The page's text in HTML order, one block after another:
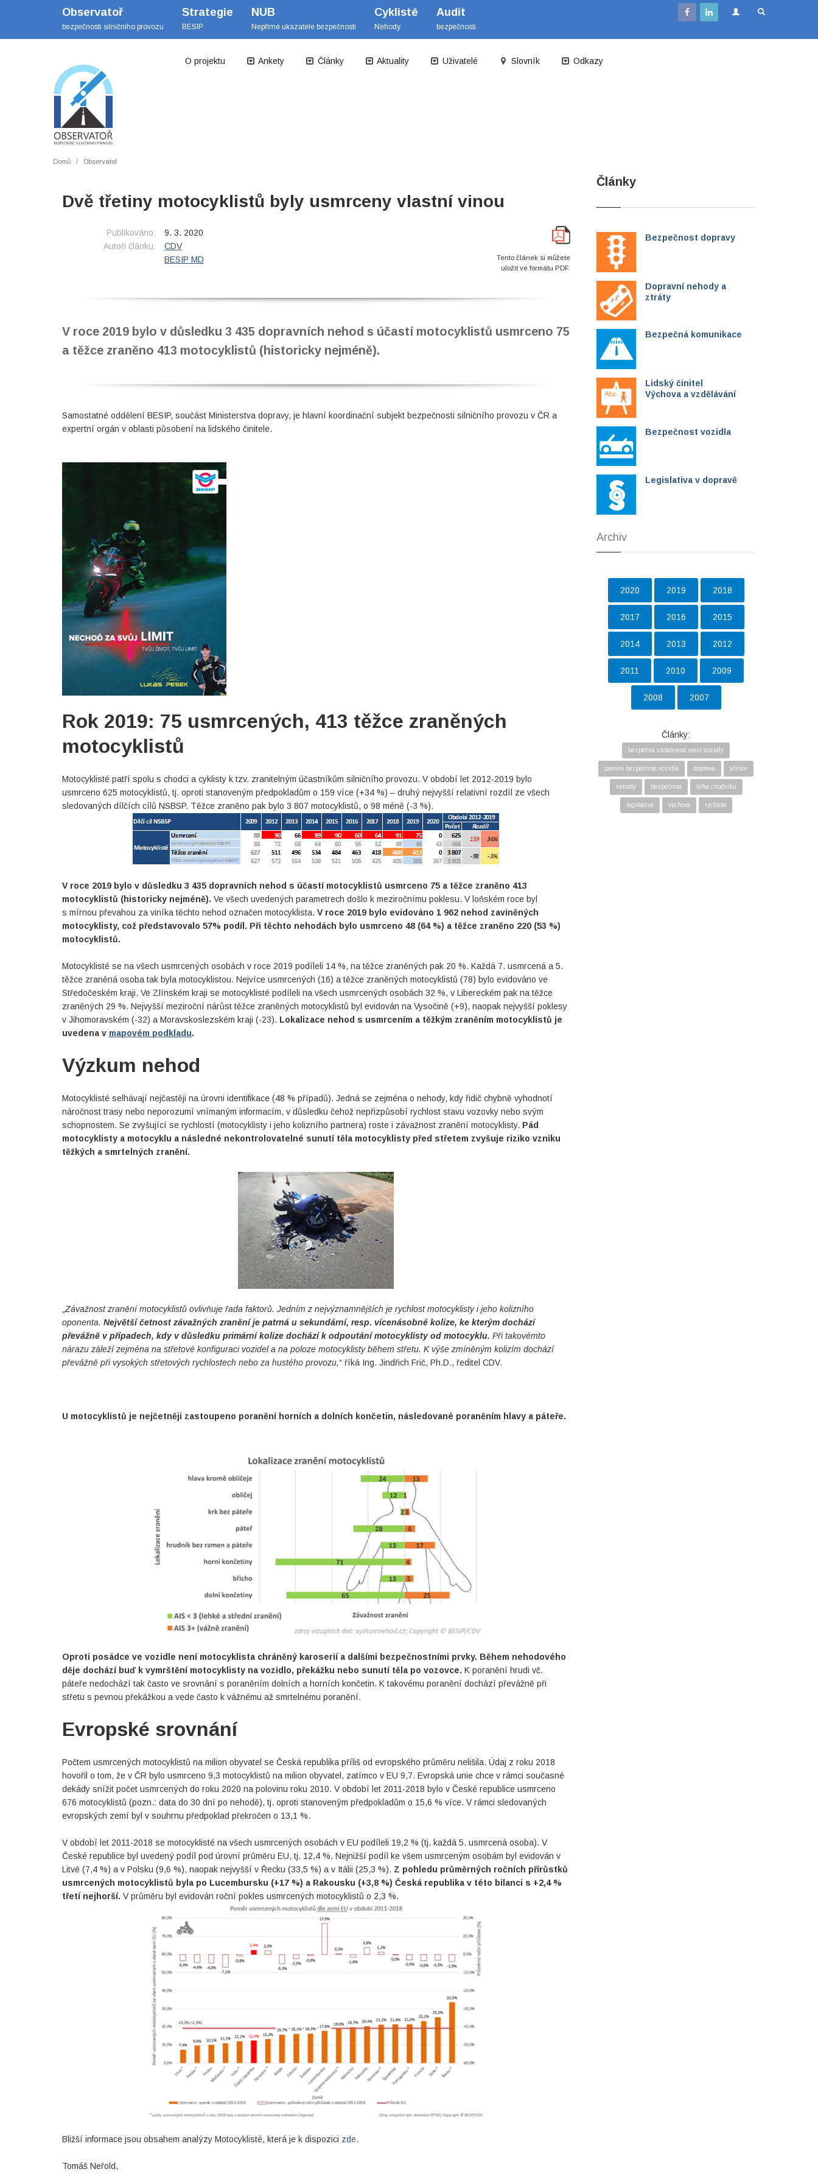
Observatoř
bezpečnosti silničního provozu
Strategie
BESIP
NUB
Nepřímé ukazatele bezpečnosti
Cyklisté
Nehody
Audit
bezpečnosti
O projektu Ankety Články Aktuality Uživatelé Slovník Odkazy
Domů Observatoř
Dvě třetiny motocyklistů byly usmrceny vlastní vinou
Publikováno:
9. 3. 2020
Autoři článku:
CDV
BESIP MD
Tento článek si můžete
uložit ve formátu PDF.
V roce 2019 bylo v důsledku 3 435 dopravních nehod s účastí motocyklistů usmrceno 75
a těžce zraněno 413 motocyklistů (historicky nejméně).
Samostatné oddělení BESIP, součást Ministerstva dopravy, je hlavní koordinační subjekt bezpečnosti silničního provozu v ČR a
expertní orgán v oblasti působení na lidského činitele.
Rok 2019: 75 usmrcených, 413 těžce zraněných
motocyklistů
Motocyklisté patří spolu s chodci a cyklisty k tzv. zranitelným účastníkům silničního provozu. V období let 2012-2019 bylo
usmrceno 625 motocyklistů, tj. oproti stanoveným předpokladům o 159 více (+34 %) – druhý nejvyšší relativní rozdíl ze všech
sledovaných dílčích cílů NSBSP. Těžce zraněno pak bylo 3 807 motocyklistů, o 98 méně (-3 %).
V roce 2019 bylo v důsledku 3 435 dopravních nehod s účastí motocyklistů usmrceno 75 a těžce zraněno 413
motocyklistů (historicky nejméně). Ve všech uvedených parametrech došlo k meziročnímu poklesu. V loňském roce byl
s mírnou převahou za viníka těchto nehod označen motocyklista. V roce 2019 bylo evidováno 1 962 nehod zaviněných
motocyklisty, což představovalo 57% podíl. Při těchto nehodách bylo usmrceno 48 (64 %) a těžce zraněno 220 (53 %)
motocyklistů.
Motocyklisté se na všech usmrcených osobách v roce 2019 podíleli 14 %, na těžce zraněných pak 20 %. Každá 7. usmrcená a 5.
těžce zraněná osoba tak byla motocyklistou. Nejvíce usmrcených (16) a těžce zraněných motocyklistů (78) bylo evidováno ve
Středočeském kraji. Ve Zlínském kraji se motocyklisté podíleli na všech usmrcených osobách 32 %, v Libereckém pak na těžce
zraněných 29 %. Nejvyšší meziroční nárůst těžce zraněných motocyklistů byl evidován na Vysočině (+9), naopak nejvyšší poklesy
v Jihomoravském (-32) a Moravskoslezském kraji (-23). Lokalizace nehod s usmrcením a těžkým zraněním motocyklistů je
uvedena v mapovém podkladu.
Výzkum nehod
Motocyklisté selhávají nejčastěji na úrovni identifikace (48 % případů). Jedná se zejména o nehody, kdy řidič chybně vyhodnotí
náročnost trasy nebo neporozumí vnímaným informacím, v důsledku čehož nepřizpůsobí rychlost stavu vozovky nebo svým
schopnostem. Se zvyšující se rychlostí (motocyklisty i jeho kolizního partnera) roste i závažnost zranění motocyklisty. Pád
motocyklisty a motocyklu a následné nekontrolovatelné sunutí těla motocyklisty před střetem zvyšuje riziko vzniku
těžkých a smrtelných zranění.
Závažnost zranění motocyklistů ovlivňuje řada faktorů. Jedním z nejvýznamnějších je rychlost motocyklisty i jeho kolizního
oponenta. Největší četnost závažných zranění je patrná u sekundární, resp. vícenásobné kolize, ke kterým dochází
převážně v případech, kdy v důsledku primární kolize dochází k odpoutání motocyklisty od motocyklu. Při takovémto
nárazu záleží zejména na střetové konfiguraci vozidel a na poloze motocyklisty během střetu. K výše zmíněným kolizím dochází
převážně při vysokých střetových rychlostech nebo za hustého provozu,“ říká Ing. Jindřich Frič, Ph.D., ředitel CDV.
U motocyklistů je nejčetněji zastoupeno poranění horních a dolních končetin, následované poraněním hlavy a páteře.
Oproti posádce ve vozidle není motocyklista chráněný karoserií a dalšími bezpečnostními prvky. Během nehodového
děje dochází buď k vymrštění motocyklisty na vozidlo, překážku nebo sunutí těla po vozovce. K poranění hrudi vč.
páteře nedochází tak často ve srovnání s poraněním dolních a horních končetin. K takovému poranění dochází převážně při
střetu s pevnou překážkou a vede často k vážnému až smrtelnému poranění.
Evropské srovnání
Počtem usmrcených motocyklistů na milion obyvatel se Česká republika příliš od evropského průměru nelišila. Údaj z roku 2018
hovořil o tom, že v ČR bylo usmrceno 9,3 motocyklistů na milion obyvatel, zatímco v EU 9,7. Evropská unie chce v rámci současné
dekády snížit počet usmrcených do roku 2020 na polovinu roku 2010. V období let 2011-2018 bylo v České republice usmrceno
676 motocyklistů (pozn.: data do 30 dní po nehodě), tj. oproti stanoveným předpokladům o 15,6 % více. V rámci sledovaných
evropských zemí byl v souhrnu předpoklad překročen o 13,1 %.
V období let 2011-2018 se motocyklisté na všech usmrcených osobách v EU podíleli 19,2 % (tj. každá 5. usmrcená osoba). V
České republice byl uvedený podíl pod úrovní průměru EU, tj. 12,4 %. Nejnižší podíl ke všem usmrceným osobám byl evidován v
Litvě (7,4 %) a v Polsku (9,6 %), naopak nejvyšší v Řecku (33,5 %) a v Itálii (25,3 %). Z pohledu průměrných ročních přírůstků
usmrcených motocyklistů byla po Lucembursku (+17 %) a Rakousku (+3,8 %) Česká republika v této bilanci s +2,4 %
třetí nejhorší. V průměru byl evidován roční pokles usmrcených motocyklistů o 2,3 %.
Bližší informace jsou obsahem analýzy Motocyklisté, která je k dispozici zde.
Tomáš Neřold,
Články
Bezpečnost dopravy
Dopravní nehody a
ztráty
Bezpečná komunikace
Lidský činitel
Výchova a vzdělávání
Bezpečnost vozidla
Legislativa v dopravě
Archiv
2020 2019 2018
2017 2016 2015
2014 2013 2012
2011 2010 2009
2008 2007
Články:
bezpečná vzdálenost mezi vozidly
pasivní bezpečnost vozidla doprava silnice
nehody bezpečnost šířka chodníku
legislativa výchova rychlost